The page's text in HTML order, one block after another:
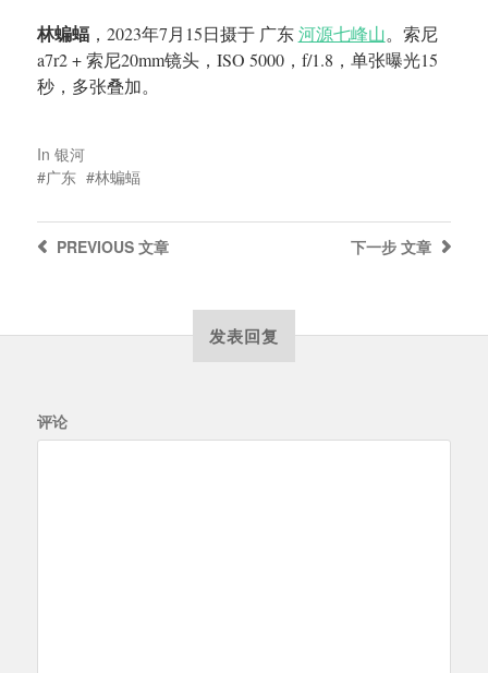
林蝙蝠，2023年7月15日摄于 广东河源七峰山。索尼
a7r2 + 索尼20mm镜头，ISO 5000，f/1.8，单张曝光15
秒，多张叠加。
In 银河
广东
林蝙蝠
下一步 文章
PREVIOUS文章
发表回复
评论